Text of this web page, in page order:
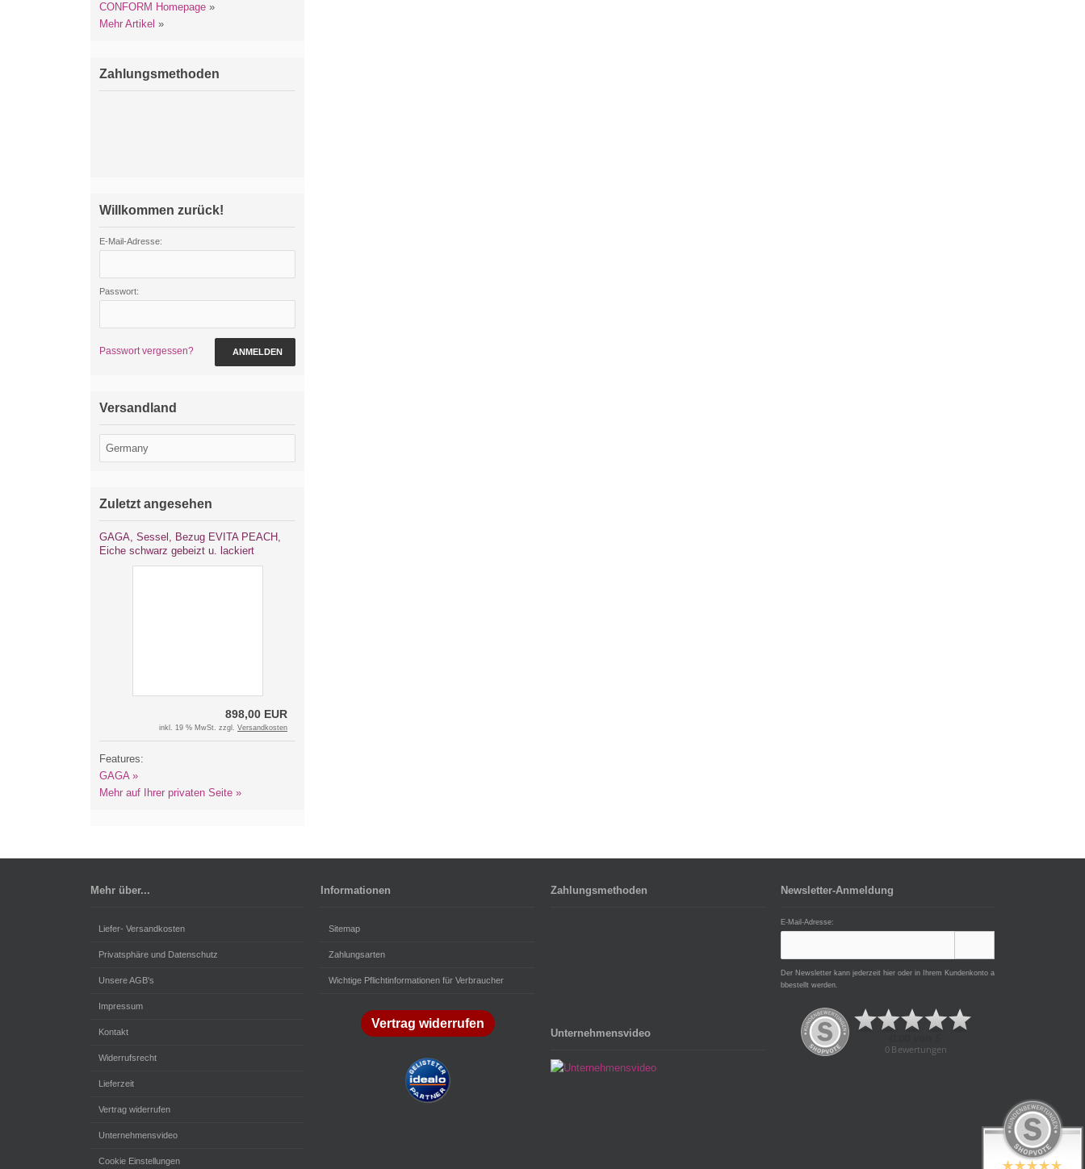
CONFORM Homepage »
Mehr Artikel »
Zahlungsmethoden
Willkommen zurück!
E-Mail-Adresse:
Passwort:
Passwort vergessen? ANMELDEN
Versandland
Zuletzt angesehen
GAGA, Sessel, Bezug EVITA PEACH,
Eiche schwarz gebeizt u. lackiert
898,00 EUR
inkl. 19 % MwSt. zzgl. Versandkosten
Features:
GAGA »
Mehr auf Ihrer privaten Seite »
Mehr über...
Liefer- Versandkosten
Privatsphäre und Datenschutz
Unsere AGB's
Impressum
Kontakt
Widerrufsrecht
Lieferzeit
Vertrag widerrufen
Unternehmensvideo
Cookie Einstellungen
Informationen
Sitemap
Zahlungsarten
Wichtige Pflichtinformationen für Verbraucher
Vertrag widerrufen
Zahlungsmethoden
Unternehmensvideo
Newsletter-Anmeldung
E-Mail-Adresse:
Der Newsletter kann jederzeit hier oder in Ihrem Kundenkonto a
bbestellt werden.